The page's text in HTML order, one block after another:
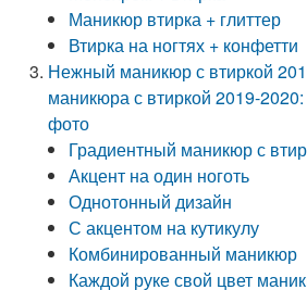
Маникюр втирка + глиттер
Втирка на ногтях + конфетти
Нежный маникюр с втиркой
маникюра с втиркой 2019-
фото
Градиентный маникюр с
Акцент на один ноготь
Однотонный дизайн
С акцентом на кутикулу
Комбинированный маникюр
Каждой руке свой цвет